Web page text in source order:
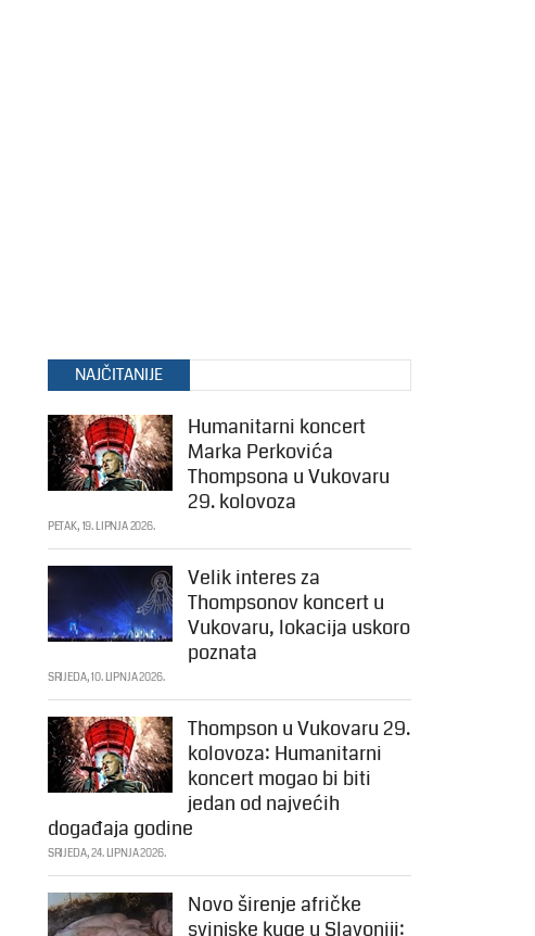
NAJČITANIJE
Humanitarni koncert
Marka Perkovića
Thompsona u Vukovaru
29. kolovoza
PETAK, 19. LIPNJA 2026.
Velik interes za
Thompsonov koncert u
Vukovaru, lokacija uskoro
poznata
SRIJEDA, 10. LIPNJA 2026.
Thompson u Vukovaru 29.
kolovoza: Humanitarni
koncert mogao bi biti
jedan od najvećih
događaja godine
SRIJEDA, 24. LIPNJA 2026.
Novo širenje afričke
svinjske kuge u Slavoniji: